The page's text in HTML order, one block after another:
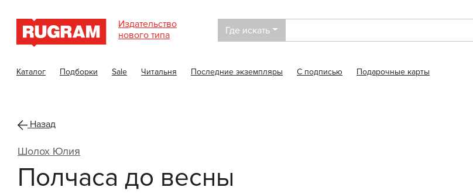
Издательство
нового типа
Где искать
Каталог Подборки Sale Читальня Последние экземпляры С подписью Подарочные карты
Назад
Шолох Юлия
Полчаса до весны